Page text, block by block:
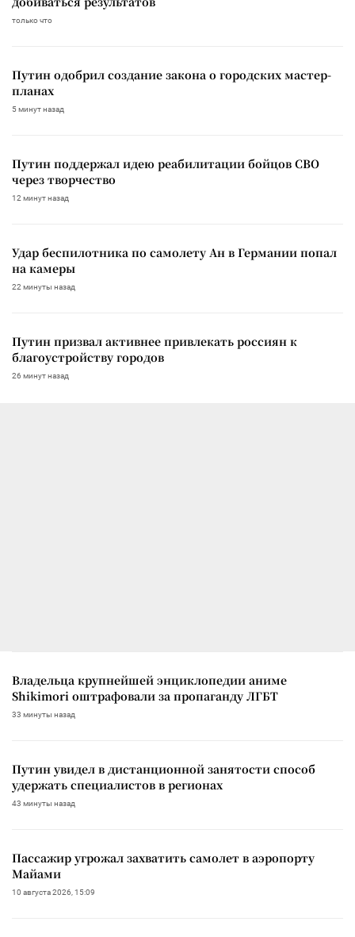
только что
Путин одобрил создание закона о городских мастер-
планах
5 минут назад
Путин поддержал идею реабилитации бойцов СВО
через творчество
12 минут назад
Удар беспилотника по самолету Ан в Германии попал
на камеры
22 минуты назад
Путин призвал активнее привлекать россиян к
благоустройству городов
26 минут назад
Владельца крупнейшей энциклопедии аниме
Shikimori оштрафовали за пропаганду ЛГБТ
33 минуты назад
Путин увидел в дистанционной занятости способ
удержать специалистов в регионах
43 минуты назад
Пассажир угрожал захватить самолет в аэропорту
Майами
10 августа 2026, 15:09